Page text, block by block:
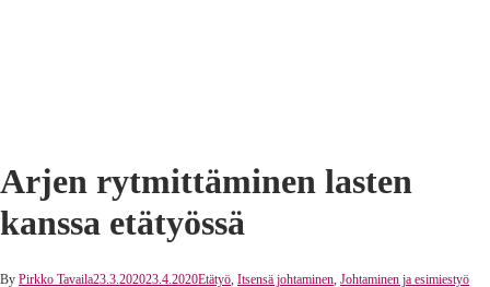
Arjen rytmittäminen lasten
kanssa etätyössä
By Pirkko Tavaila23.3.202023.4.2020Etätyö, Itsensä johtaminen, Johtaminen ja esimiestyö